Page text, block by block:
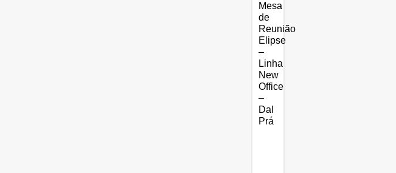
Mesa
de
Reunião
Elipse
–
Linha
New
Office
–
Dal
Prá